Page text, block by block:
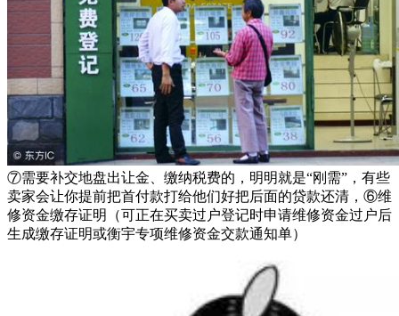
⑦需要补交地盘出让金、缴纳税费的，明明就是“刚需”，有些
卖家会让你提前把首付款打给他们好把后面的贷款还清，⑥维
修资金缴存证明（可正在买卖过户登记时申请维修资金过户后
生成缴存证明或衡宇专项维修资金交款通知单）